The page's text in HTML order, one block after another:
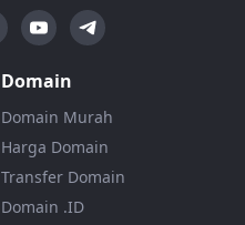
Domain
Domain Murah
Harga Domain
Transfer Domain
Domain .ID